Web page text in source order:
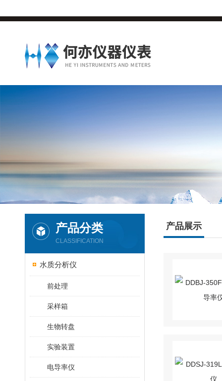
产品分类
CLASSIFICATION
水质分析仪
前处理
采样箱
生物转盘
实验装置
电导率仪
产品展示